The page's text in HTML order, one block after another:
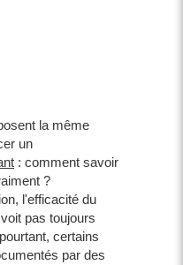
la même
un
: comment savoir
?
l'efficacité du
pas toujours
certains
par des